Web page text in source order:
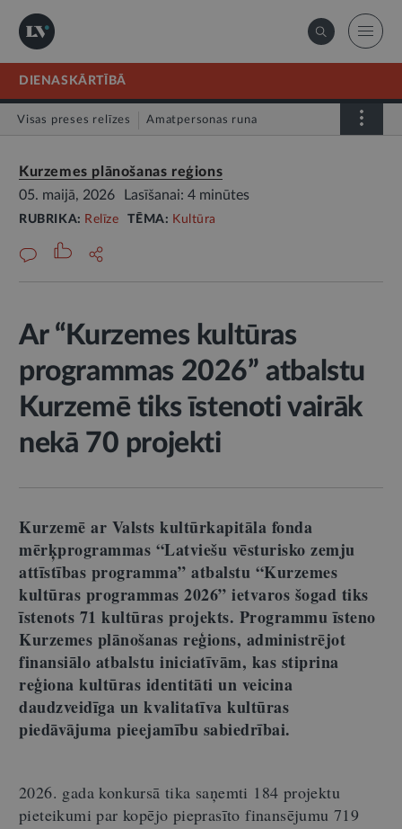
DIENASKĀRTĪBĀ
Visas preses relīzes Amatpersonas runa
Kurzemes plānošanas reģions
05. maijā, 2026
Lasīšanai: 4 minūtes
RUBRIKA: Relīze TĒMA: Kultūra
Ar “Kurzemes kultūras
programmas 2026” atbalstu
Kurzemē tiks īstenoti vairāk
nekā 70 projekti
Kurzemē ar Valsts kultūrkapitāla fonda
mērķprogrammas “Latviešu vēsturisko zemju
attīstības programma” atbalstu “Kurzemes
kultūras programmas 2026” ietvaros šogad tiks
īstenots 71 kultūras projekts. Programmu īsteno
Kurzemes plānošanas reģions, administrējot
finansiālo atbalstu iniciatīvām, kas stiprina
reģiona kultūras identitāti un veicina
daudzveidīga un kvalitatīva kultūras
piedāvājuma pieejamību sabiedrībai.
2026. gada konkursā tika saņemti 184 projektu
pieteikumi par kopējo pieprasīto finansējumu 719